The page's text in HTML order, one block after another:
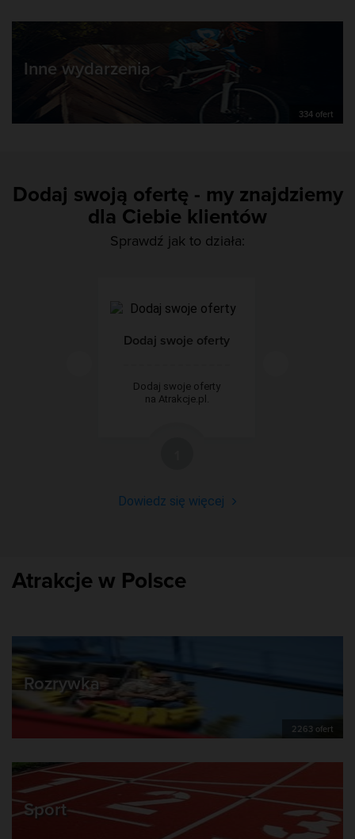
Inne wydarzenia
334 ofert
Dodaj swoją ofertę - my znajdziemy
dla Ciebie klientów
Sprawdź jak to działa:
Dodaj swoje oferty
Dodaj swoje oferty
na Atrakcje.pl.
Dowiedz się więcej
Atrakcje w Polsce
Rozrywka
2263 ofert
Sport